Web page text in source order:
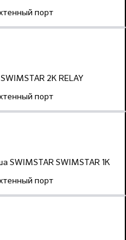
порт
2K RELAY
порт
SWIMSTAR SWIMSTAR 1K
порт